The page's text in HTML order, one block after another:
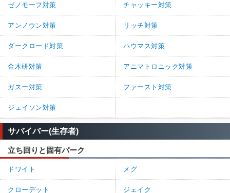
ゼノモーフ対策 チャッキー対策
アンノウン対策 リッチ対策
ダークロード対策 ハウマス対策
金木研対策 アニマトロニック対策
ガスー対策 ファースト対策
ジェイソン対策
サバイバー(生存者)
立ち回りと固有パーク
ドワイト メグ
クローデット ジェイク